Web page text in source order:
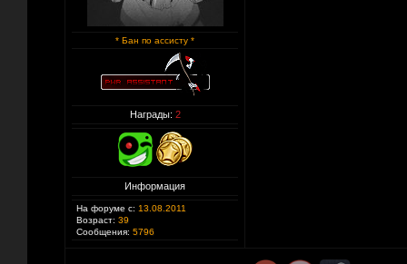
* Бан по ассисту *
Награды: 2
Информация
На форуме с: 13.08.2011
Возраст: 39
Сообщения: 5796